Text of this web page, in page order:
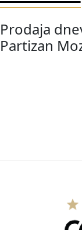
Prodaja
Partizan